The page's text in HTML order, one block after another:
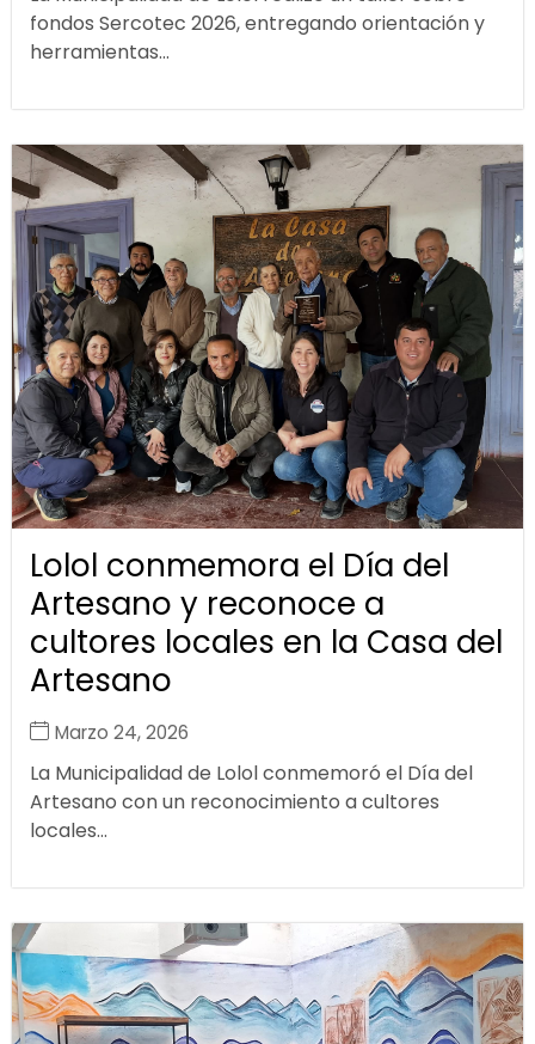
fondos Sercotec 2026, entregando orientación y
herramientas...
Lolol conmemora el Día del
Artesano y reconoce a
cultores locales en la Casa del
Artesano
Marzo 24, 2026
La Municipalidad de Lolol conmemoró el Día del
Artesano con un reconocimiento a cultores
locales...